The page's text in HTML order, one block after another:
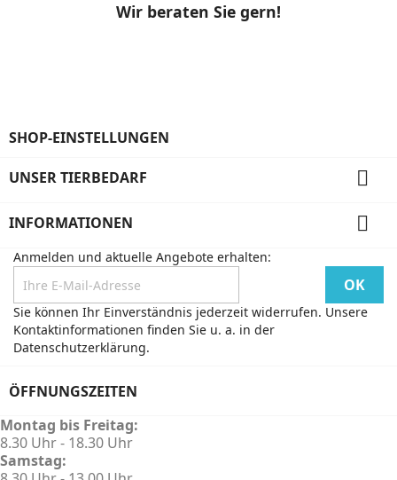
Wir beraten Sie gern!
SHOP-EINSTELLUNGEN
UNSER TIERBEDARF 
INFORMATIONEN 
Anmelden und aktuelle Angebote erhalten:
Sie können Ihr Einverständnis jederzeit widerrufen. Unsere
Kontaktinformationen finden Sie u. a. in der
Datenschutzerklärung.
ÖFFNUNGSZEITEN
Montag bis Freitag:
8.30 Uhr - 18.30 Uhr
Samstag: